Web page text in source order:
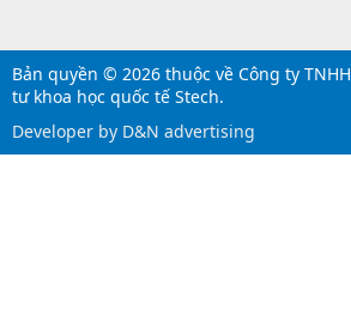
Bản quyền © 2026 thuộc về Công ty
tư khoa học quốc tế Stech.
Developer by D&N advertising